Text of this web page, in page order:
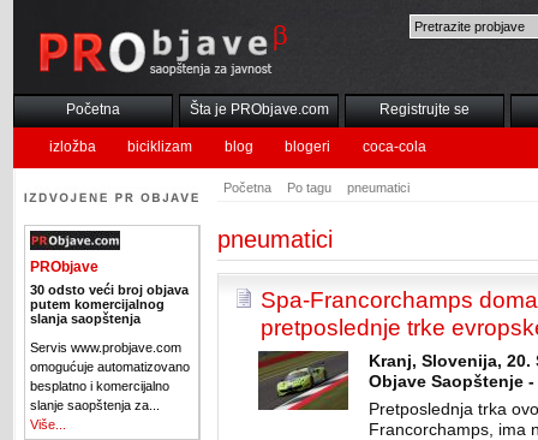
Početna Šta je PRObjave.com Registrujte se
izložba biciklizam blog blogeri coca-cola
Početna Po tagu pneumatici
pneumatici
Spa-Francorchamps
pretposlednje trke
Kranj, Slovenija, 20.
Objave Saopštenje -
Pretposlednja trka
Francorchamps, ima
PRObjave
30 odsto veći broj objava
putem komercijalnog
slanja saopštenja
Servis www.probjave.com
omogućuje automatizovano
besplatno i komercijalno
slanje saopštenja za...
Više...